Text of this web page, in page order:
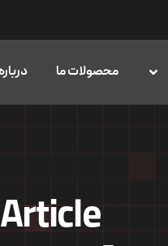
محصولات ما